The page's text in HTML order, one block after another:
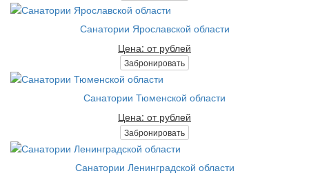
Санатории Ярославской области
Цена: от рублей
Забронировать
Санатории Тюменской области
Цена: от рублей
Забронировать
Санатории Ленинградской области